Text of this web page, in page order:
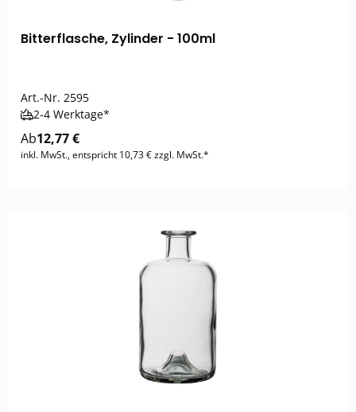
Bitterflasche, Zylinder - 100ml
Art.-Nr. 2595
2-4 Werktage*
Ab12,77 €
inkl. MwSt., entspricht 10,73 € zzgl. MwSt.*